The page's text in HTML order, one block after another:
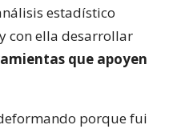
estadístico
con ella desarrollar
que apoyen
porque fui